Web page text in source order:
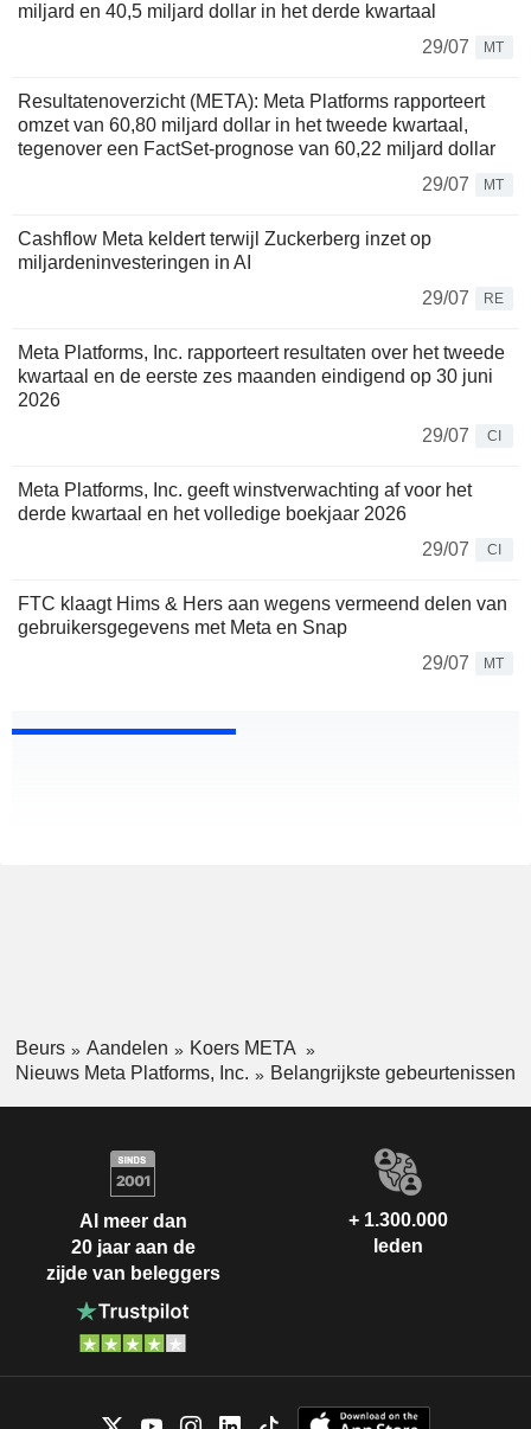
miljard en 40,5 miljard dollar in het derde kwartaal
29/07
MT
Resultatenoverzicht (META): Meta Platforms rapporteert
omzet van 60,80 miljard dollar in het tweede kwartaal,
tegenover een FactSet-prognose van 60,22 miljard dollar
29/07
MT
Cashflow Meta keldert terwijl Zuckerberg inzet op
miljardeninvesteringen in AI
29/07
RE
Meta Platforms, Inc. rapporteert resultaten over het tweede
kwartaal en de eerste zes maanden eindigend op 30 juni
2026
29/07
CI
Meta Platforms, Inc. geeft winstverwachting af voor het
derde kwartaal en het volledige boekjaar 2026
29/07
CI
FTC klaagt Hims & Hers aan wegens vermeend delen van
gebruikersgegevens met Meta en Snap
29/07
MT
Beurs Aandelen
Koers META
Nieuws Meta Platforms, Inc.
Belangrijkste gebeurtenissen
Al meer dan
20 jaar aan de
zijde van beleggers
+ 1.300.000
leden